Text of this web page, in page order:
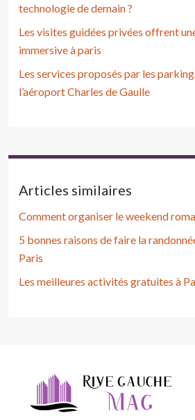
technologie de demain ?
Les visites guidées privées offrent
immersive à paris
Les services proposés par les
l’aéroport Charles de Gaulle
Articles similaires
Comment organiser le weekend
5 bonnes raisons de faire la
Paris
Les meilleures activités gratuites à